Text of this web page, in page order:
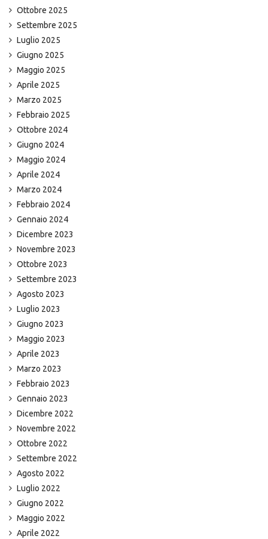
Ottobre 2025
Settembre 2025
Luglio 2025
Giugno 2025
Maggio 2025
Aprile 2025
Marzo 2025
Febbraio 2025
Ottobre 2024
Giugno 2024
Maggio 2024
Aprile 2024
Marzo 2024
Febbraio 2024
Gennaio 2024
Dicembre 2023
Novembre 2023
Ottobre 2023
Settembre 2023
Agosto 2023
Luglio 2023
Giugno 2023
Maggio 2023
Aprile 2023
Marzo 2023
Febbraio 2023
Gennaio 2023
Dicembre 2022
Novembre 2022
Ottobre 2022
Settembre 2022
Agosto 2022
Luglio 2022
Giugno 2022
Maggio 2022
Aprile 2022